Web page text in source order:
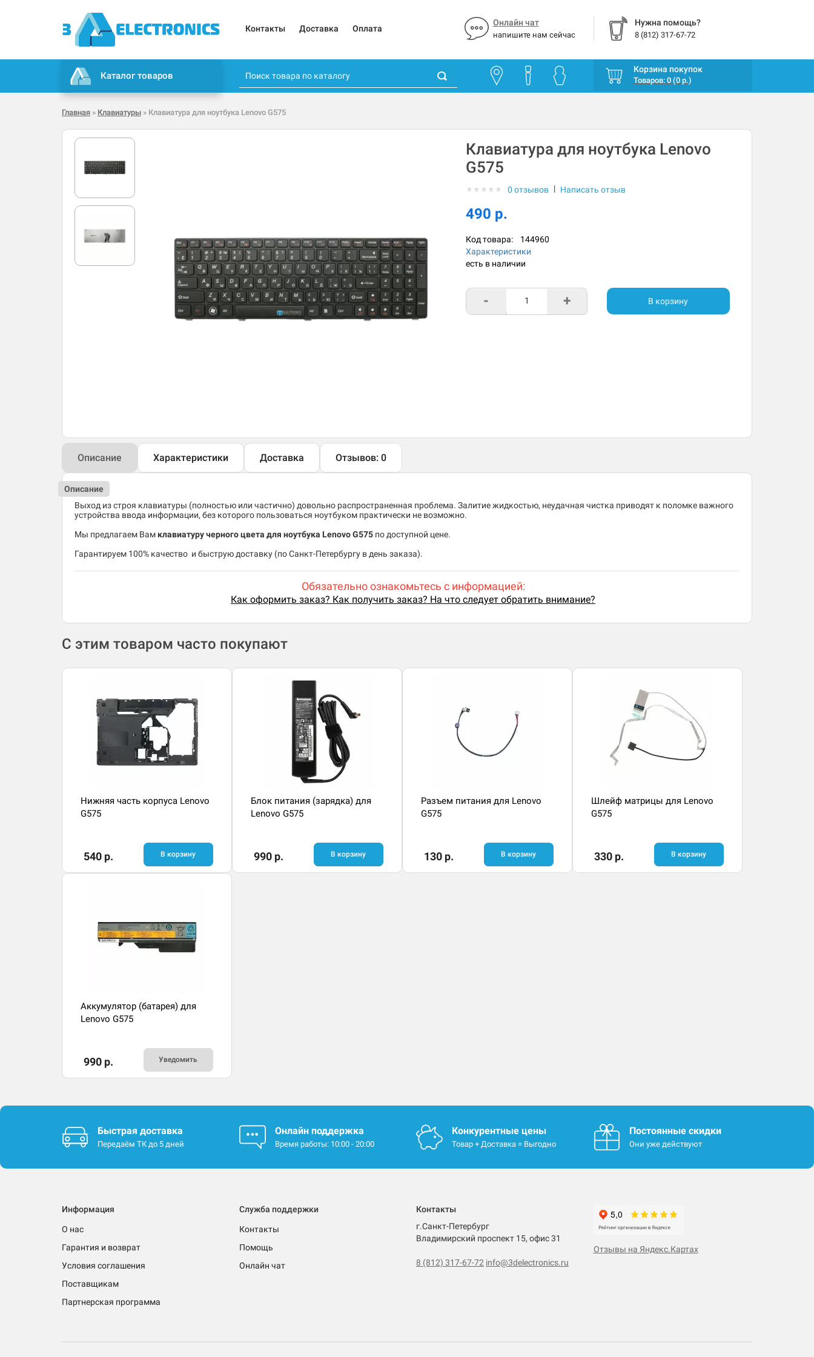
Контакты Доставка Оплата
Онлайн чат
напишите нам сейчас
Нужна помощь?
8 (812) 317-67-72
Каталог товаров
Корзина покупок
Товаров: 0 (0 р.)
Главная » Клавиатуры » Клавиатура для ноутбука Lenovo G575
Клавиатура для ноутбука Lenovo
G575
★ ★ ★ ★ ★ 0 отзывов | Написать отзыв
490 р.
Код товара: 144960
Характеристики
есть в наличии
- + В корзину
Описание Характеристики Доставка Отзывов: 0
Описание
Выход из строя клавиатуры (полностью или частично) довольно распространенная проблема. Залитие жидкостью, неудачная чистка приводят к поломке важного
устройства ввода информации, без которого пользоваться ноутбуком практически не возможно.
Мы предлагаем Вам клавиатуру черного цвета для ноутбука Lenovo G575 по доступной цене.
​Гарантируем 100% качество и быструю доставку (по Санкт-Петербургу в день заказа).
Обязательно ознакомьтесь с информацией:
Как оформить заказ? Как получить заказ? На что следует обратить внимание?
С этим товаром часто покупают
Нижняя часть корпуса Lenovo
G575
540 р. В корзину
Блок питания (зарядка) для
Lenovo G575
990 р. В корзину
Разъем питания для Lenovo
G575
130 р. В корзину
Шлейф матрицы для Lenovo
G575
330 р. В корзину
Аккумулятор (батарея) для
Lenovo G575
990 р. Уведомить
Быстрая доставка
Передаём ТК до 5 дней
Онлайн поддержка
Время работы: 10:00 - 20:00
Конкурентные цены
Товар + Доставка = Выгодно
Постоянные скидки
Они уже действуют
Информация
О нас
Гарантия и возврат
Условия соглашения
Поставщикам
Партнерская программа
Служба поддержки
Контакты
Помощь
Онлайн чат
Контакты
г.Санкт-Петербург
Владимирский проспект 15, офис 31
8 (812) 317-67-72 info@3delectronics.ru
Отзывы на Яндекс.Картах